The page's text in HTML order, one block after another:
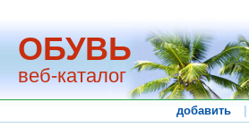
ОБУВЬ
веб-каталог
добавить